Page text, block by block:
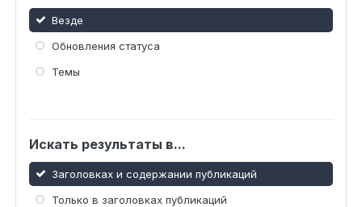
Везде
Обновления статуса
Темы
Искать результаты в...
Заголовках и содержании публикаций
Только в заголовках публикаций